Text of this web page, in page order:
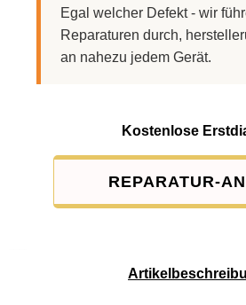
Egal welcher Defekt - wir
Reparaturen durch,
an nahezu jedem Gerät.
Kostenlose
REPARATUR-